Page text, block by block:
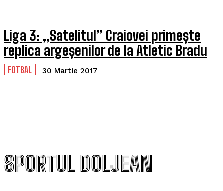
Liga 3: „Satelitul” Craiovei primește
replica argeșenilor de la Atletic Bradu
FOTBAL 30 Martie 2017
SPORTUL DOLJEAN